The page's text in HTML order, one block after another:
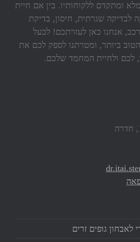
ומתקדם ללקוחותיו. בין אם חיית
לבדיקה שגרתית, חיסון, בדיקת
אנחנו כאן לעזרתכם! לבעל
ביותר, ומטרתנו לספק לכם את
לכם ולחיית המחמד שלכם.
לאבחון גופים זרים